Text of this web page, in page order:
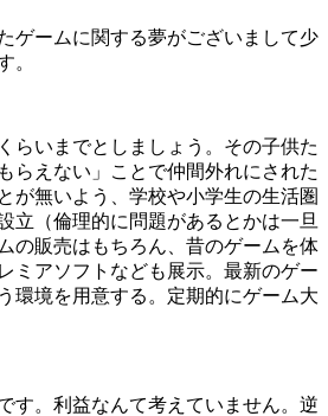
ゲームに関する夢がございまして少
。
らいまでとしましょう。その子供た
らえない」ことで仲間外れにされた
が無いよう、学校や小学生の生活圏
立（倫理的に問題があるとかは一旦
の販売はもちろん、昔のゲームを体
ミアソフトなども展示。最新のゲー
環境を用意する。定期的にゲーム大
す。利益なんて考えていません。逆